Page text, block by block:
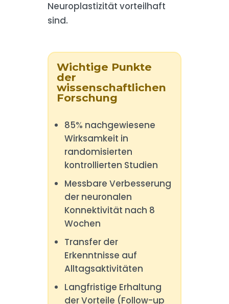
Neuroplastizität vorteilhaft
sind.
Wichtige Punkte
der
wissenschaftlichen
Forschung
85% nachgewiesene
Wirksamkeit in
randomisierten
kontrollierten Studien
Messbare Verbesserung
der neuronalen
Konnektivität nach 8
Wochen
Transfer der
Erkenntnisse auf
Alltagsaktivitäten
Langfristige Erhaltung
der Vorteile (Follow-up